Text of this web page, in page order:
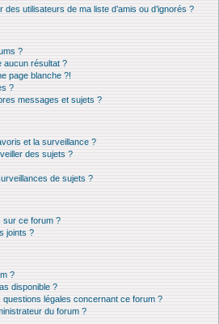
utilisateurs de ma liste d’amis ou d’ignorés ?
?
aucun résultat ?
page blanche ?!
?
messages et sujets ?
et la surveillance ?
des sujets ?
de sujets ?
sur ce forum ?
joints ?
?
disponible ?
légales concernant ce forum ?
du forum ?